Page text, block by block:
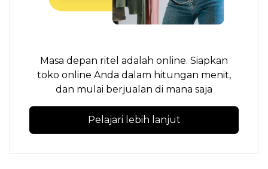
Masa depan ritel adalah online. Siapkan
toko online Anda dalam hitungan menit,
dan mulai berjualan di mana saja
Pelajari lebih lanjut